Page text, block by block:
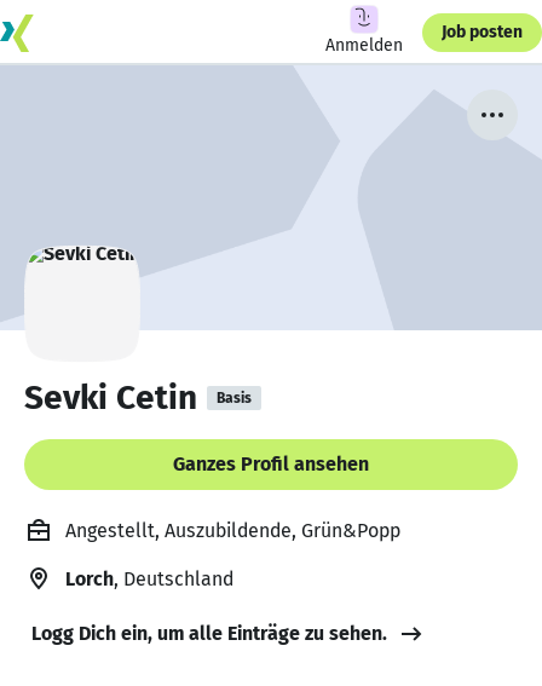
Anmelden
Job posten
Sevki Cetin Basis
Ganzes Profil ansehen
Angestellt, Auszubildende, Grün&Popp
Lorch, Deutschland
Logg Dich ein, um alle Einträge zu sehen.